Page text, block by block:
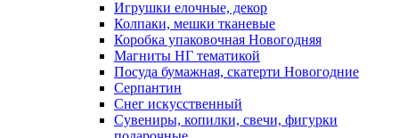
Игрушки елочные, декор
Колпаки, мешки тканевые
Коробка упаковочная Новогодняя
Магниты НГ тематикой
Посуда бумажная, скатерти Новогодние
Серпантин
Снег искусственный
Сувениры, копилки, свечи, фигурки